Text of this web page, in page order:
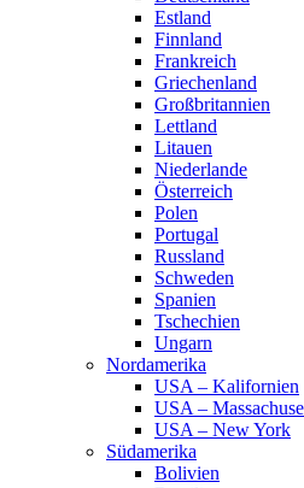
Estland
Finnland
Frankreich
Griechenland
Großbritannien
Lettland
Litauen
Niederlande
Österreich
Polen
Portugal
Russland
Schweden
Spanien
Tschechien
Ungarn
Nordamerika
USA – Kalifornien
USA –
USA – New York
Südamerika
Bolivien